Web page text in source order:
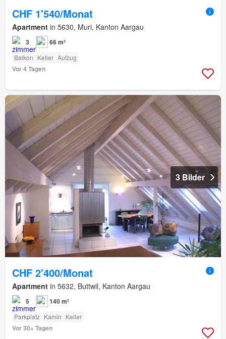
CHF 1'540/Monat
Apartment in 5630, Muri, Kanton Aargau
3 66 m²
Balkon Keller Aufzug
Vor 4 Tagen
3 Bilder
CHF 2'400/Monat
Apartment in 5632, Buttwil, Kanton Aargau
5 140 m²
Parkplatz Kamin Keller
Vor 30+ Tagen